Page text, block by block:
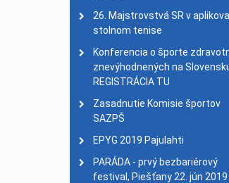
25.
26. Majstrovstvá SR v
stolnom tenise
Konferencia o športe
znevýhodnených na
REGISTRÁCIA TU
Zasadnutie Komisie športov
SAZPŠ
EPYG 2019 Pajulahti
PARÁDA - prvý bezbariérový
festival, Piešťany 22. jún 2019